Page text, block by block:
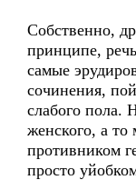
Собственно,
принципе,
самые
сочинения,
слабого пола.
женского, а то
противником
просто